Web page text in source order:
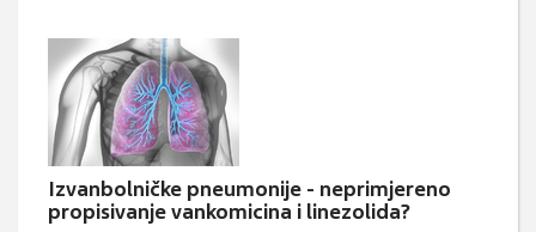
Izvanbolničke pneumonije - neprimjereno
propisivanje vankomicina i linezolida?